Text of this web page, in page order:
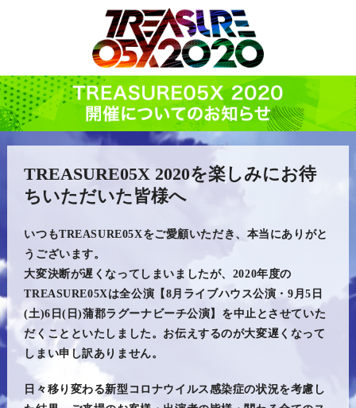
TREASURE05X 2020を楽しみにお待
ちいただいた皆様へ
いつもTREASURE05Xをご愛顧いただき、本当にありがと
うございます。
大変決断が遅くなってしまいましたが、2020年度の
TREASURE05Xは全公演【8月ライブハウス公演・9月5日
(土)6日(日)蒲郡ラグーナビーチ公演】を中止とさせていた
だくことといたしました。お伝えするのが大変遅くなって
しまい申し訳ありません。
日々移り変わる新型コロナウイルス感染症の状況を考慮し